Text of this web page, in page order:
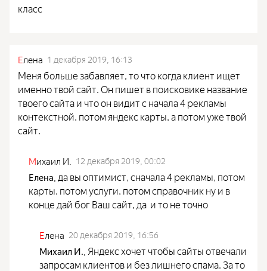
класс
Елена 1 декабря 2019, 16:13
Меня больше забавляет, то что когда клиент ищет
именно твой сайт. Он пишет в поисковике название
твоего сайта и что он видит с начала 4 рекламы
контекстной, потом яндекс карты, а потом уже твой
сайт.
Михаил И. 12 декабря 2019, 00:02
Елена да вы оптимист, сначала 4 рекламы, потом
карты, потом услуги, потом справочник ну и в
конце дай бог Ваш сайт, да и то не точно
Елена 20 декабря 2019, 16:56
Михаил И. Яндекс хочет чтобы сайты отвечали
запросам клиентов и без лишнего спама. За то